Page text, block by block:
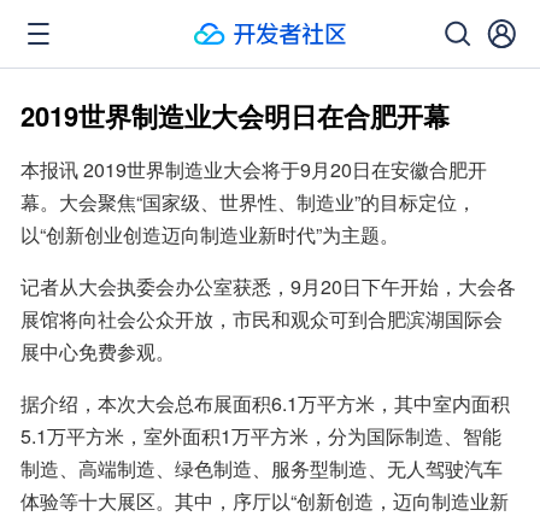
2019世界制造业大会明日在合肥开幕
本报讯 2019世界制造业大会将于9月20日在安徽合肥开
幕。大会聚焦“国家级、世界性、制造业”的目标定位，
以“创新创业创造迈向制造业新时代”为主题。
记者从大会执委会办公室获悉，9月20日下午开始，大会各
展馆将向社会公众开放，市民和观众可到合肥滨湖国际会
展中心免费参观。
据介绍，本次大会总布展面积6.1万平方米，其中室内面积
5.1万平方米，室外面积1万平方米，分为国际制造、智能
制造、高端制造、绿色制造、服务型制造、无人驾驶汽车
体验等十大展区。其中，序厅以“创新创造，迈向制造业新